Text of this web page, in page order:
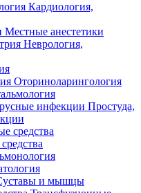
Кардиология,
Местные анестетики
Неврология,
Оториноларингология
Простуда,
и мышцы